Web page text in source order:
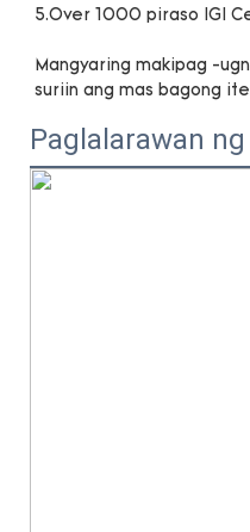
Mangyaring makipag -
Paglalarawan